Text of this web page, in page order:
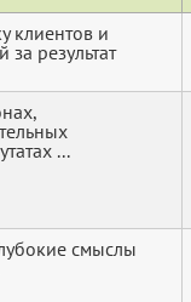
клиентов и
результат
...
смыслы